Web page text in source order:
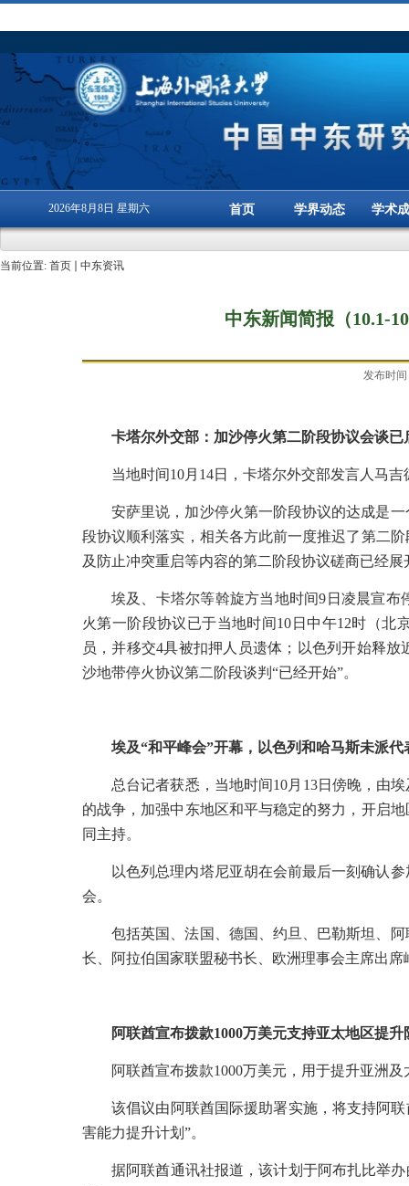
2026年8月8日 星期六 首页 学界动态 学术
当前位置: 首页 中东资讯
中东新闻简报（10.1-
发布时
卡塔尔外交部：加沙停火第二阶段协议会谈已
当地时间10月 14日，卡塔尔外交部发言人马
安萨里说，加沙停火第一阶段协议的达成是
段协议顺利落实，相关各方此前一度推迟了第二
及防止冲突重启等内容的第二阶段协议磋商已经
埃及、卡塔尔等斡旋方当地时间9 日凌晨宣布
火第一阶段协议已于当地时间10 日中午12时（北
员，并移交4具被扣押人员遗体；以色列开始释放
沙地带停火协议第二阶段谈判“已经开始”。
埃及“和平峰会”开幕，以色列和哈马斯未派代
总台记者获悉，当地时间10月 13日傍晚，由
的战争，加强中东地区和平与稳定的努力，开启
同主持。
以色列总理内塔尼亚胡在会前最后一刻确认
会。
包括英国、法国、德国、约旦、巴勒斯坦、
长、阿拉伯国家联盟秘书长、欧洲理事会主席出席
阿联酋宣布拨款1000万美元支持亚太地区提升
阿联酋宣布拨款1000万美元，用于提升亚洲
该倡议由阿联酋国际援助署实施，将支持阿
害能力提升计划”。
据阿联酋通讯社报道，该计划于阿布扎比举办